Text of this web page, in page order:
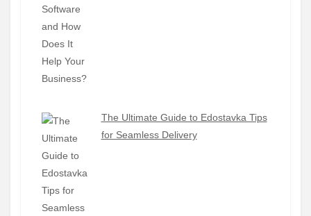
The Ultimate Guide to Edostavka Tips
for Seamless Delivery